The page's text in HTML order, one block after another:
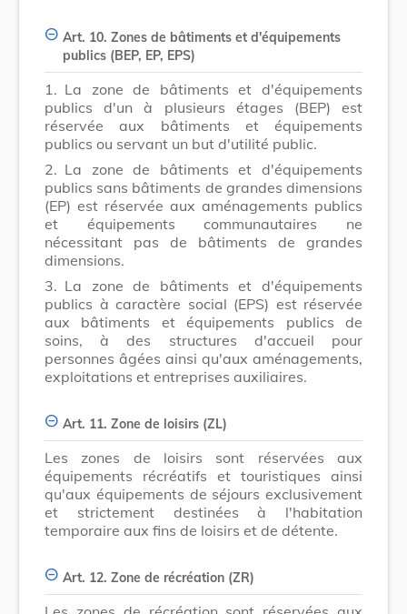
Art. 10. Zones de bâtiments et d'équipements
publics (BEP, EP, EPS)
1. La zone de bâtiments et d'équipements
publics d'un à plusieurs étages (BEP) est
réservée aux bâtiments et équipements
publics ou servant un but d'utilité public.
2. La zone de bâtiments et d'équipements
publics sans bâtiments de grandes dimensions
(EP) est réservée aux aménagements publics
et équipements communautaires ne
nécessitant pas de bâtiments de grandes
dimensions.
3. La zone de bâtiments et d'équipements
publics à caractère social (EPS) est réservée
aux bâtiments et équipements publics de
soins, à des structures d'accueil pour
personnes âgées ainsi qu'aux aménagements,
exploitations et entreprises auxiliaires.
Art. 11. Zone de loisirs (ZL)
Les zones de loisirs sont réservées aux
équipements récréatifs et touristiques ainsi
qu'aux équipements de séjours exclusivement
et strictement destinées à l'habitation
temporaire aux fins de loisirs et de détente.
Art. 12. Zone de récréation (ZR)